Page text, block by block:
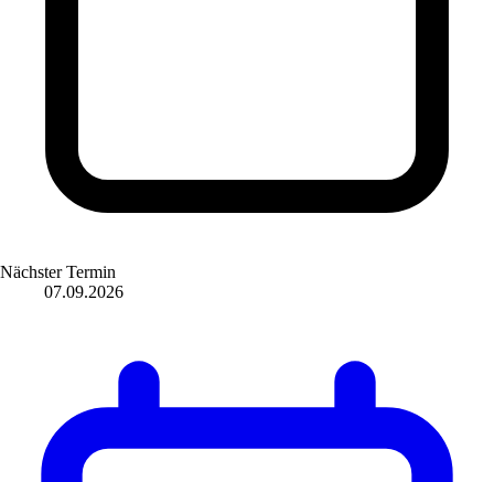
Nächster Termin
07.09.2026